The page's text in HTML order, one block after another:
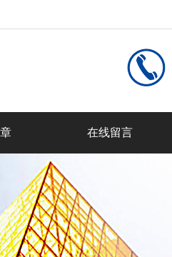
在线留言